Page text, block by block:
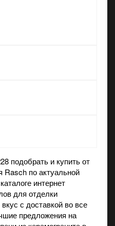
подобрать и купить от
Rasch по актуальной
интернет
для отделки
с доставкой во все
предложения на